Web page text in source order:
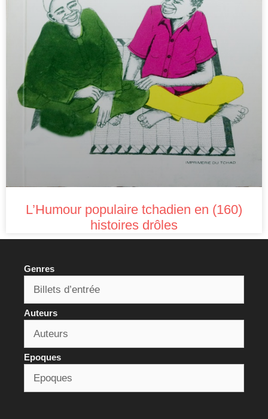
L’Humour populaire tchadien en (160)
histoires drôles
Genres
Auteurs
Epoques